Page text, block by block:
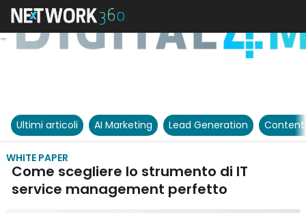
Ultimi articoli AI Marketing Lead Generation
WHITE PAPER
Come scegliere lo strumento di IT
service management perfetto